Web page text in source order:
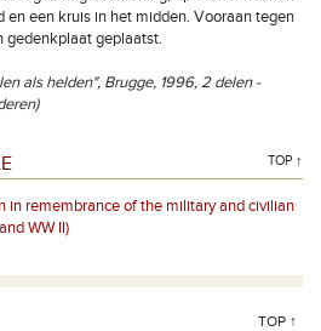
en een kruis in het midden. Vooraan tegen
gedenkplaat geplaatst.
als helden", Brugge, 1996, 2 delen -
TOP ↑
in remembrance of the military and civilian
WW II)
TOP ↑